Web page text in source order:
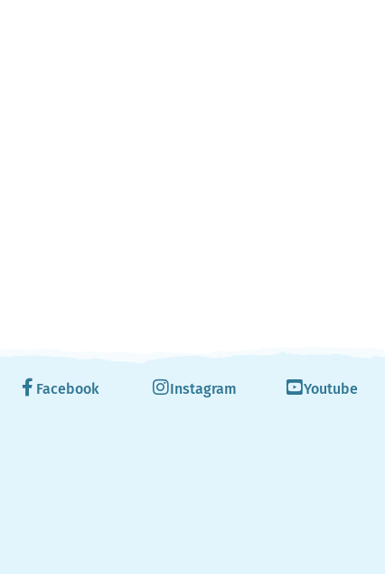
Facebook Instagram Youtube